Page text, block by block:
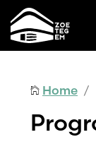
Home /